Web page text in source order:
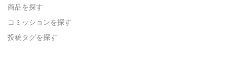
商品を探す
コミッションを探す
投稿タグを探す